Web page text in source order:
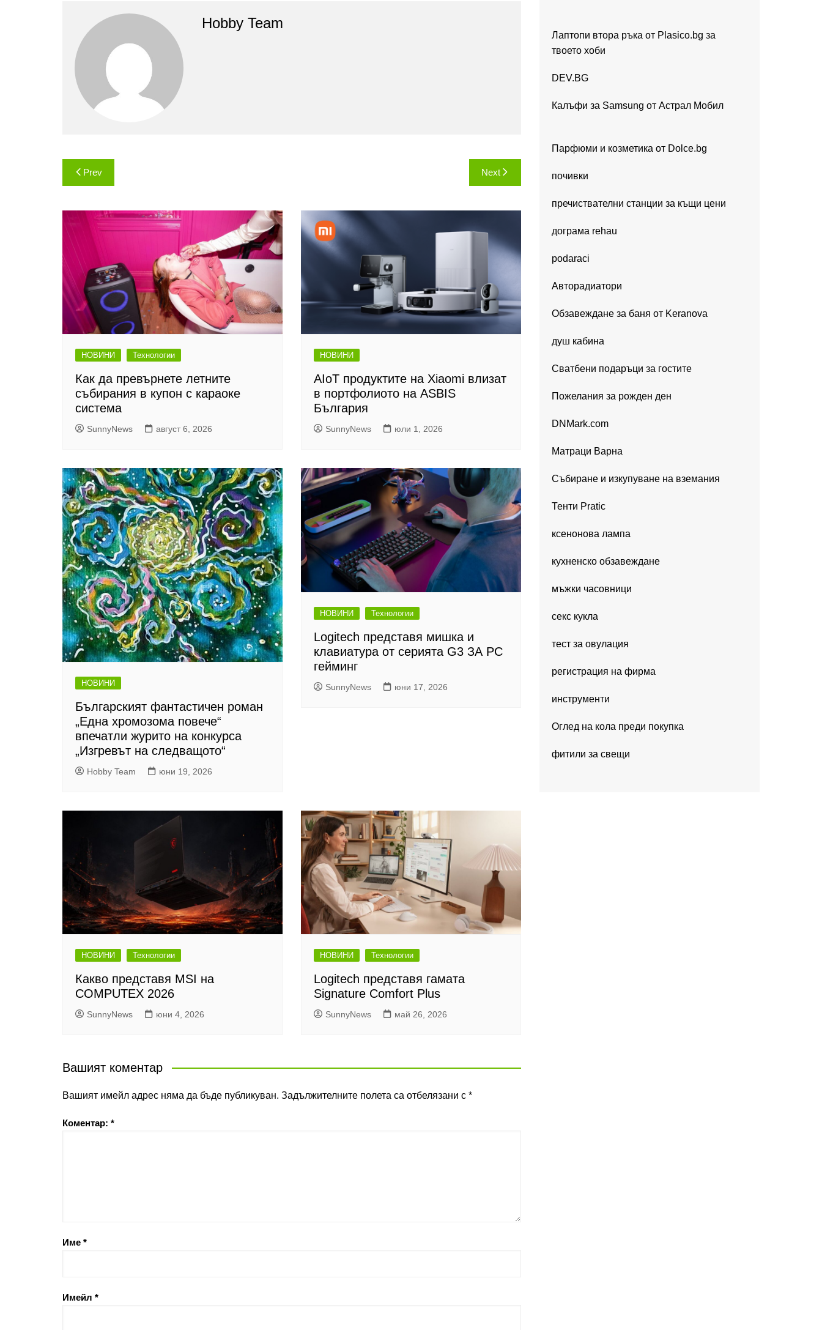
Hobby Team
Навигация
Prev Next
НОВИНИ Технологии
Как да превърнете летните
събирания в купон с караоке
система
SunnyNews август 6, 2026
НОВИНИ
AIoT продуктите на Xiaomi влизат
в портфолиото на ASBIS
България
SunnyNews юли 1, 2026
НОВИНИ
Българският фантастичен роман
„Една хромозома повече“
впечатли журито на конкурса
„Изгревът на следващото“
Hobby Team юни 19, 2026
НОВИНИ Технологии
Logitech представя мишка и
клавиатура от серията G3 ЗА PC
гейминг
SunnyNews юни 17, 2026
НОВИНИ Технологии
Какво представя MSI на
COMPUTEX 2026
SunnyNews юни 4, 2026
НОВИНИ Технологии
Logitech представя гамата
Signature Comfort Plus
SunnyNews май 26, 2026
Вашият коментар
Вашият имейл адрес няма да бъде публикуван. Задължителните полета са отбелязани с *
Коментар: *
Име *
Имейл *
Лаптопи втора ръка от Plasico.bg за
твоето хоби
DEV.BG
Калъфи за Samsung от Астрал Мобил
Парфюми и козметика от Dolce.bg
почивки
пречиствателни станции за къщи цени
дограма rehau
podaraci
Авторадиатори
Обзавеждане за баня от Keranova
душ кабина
Сватбени подаръци за гостите
Пожелания за рожден ден
DNMark.com
Матраци Варна
Събиране и изкупуване на вземания
Тенти Pratic
ксенонова лампа
кухненско обзавеждане
мъжки часовници
секс кукла
тест за овулация
регистрация на фирма
инструменти
Оглед на кола преди покупка
фитили за свещи